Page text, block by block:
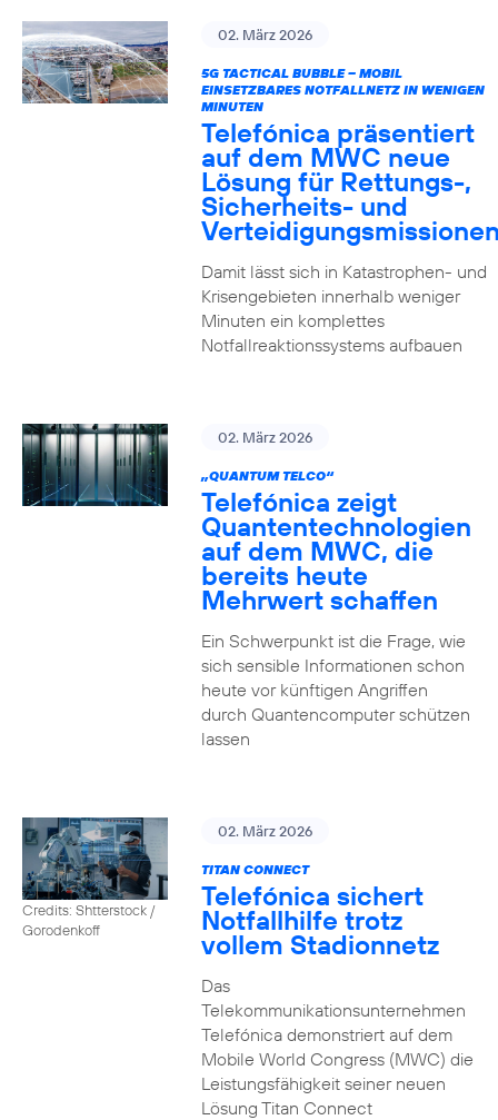
02. März 2026
5G TACTICAL BUBBLE – MOBIL
EINSETZBARES NOTFALLNETZ IN WENIGEN
MINUTEN
Telefónica präsentiert
auf dem MWC neue
Lösung für Rettungs-,
Sicherheits- und
Damit lässt sich in Katastrophen- und
Krisengebieten innerhalb weniger
Minuten ein komplettes
Notfallreaktionssystems aufbauen
02. März 2026
„QUANTUM TELCO“
Telefónica zeigt
Quanten­technologien
auf dem MWC, die
bereits heute
Mehrwert schaffen
Ein Schwerpunkt ist die Frage, wie
sich sensible Informationen schon
heute vor künftigen Angriffen
durch Quantencomputer schützen
lassen
Credits: Shtterstock /
Gorodenkoff
02. März 2026
TITAN CONNECT
Telefónica sichert
Notfallhilfe trotz
vollem Stadionnetz
Das
Telekommunikationsunternehmen
Telefónica demonstriert auf dem
Mobile World Congress (MWC) die
Leistungsfähigkeit seiner neuen
Lösung Titan Connect